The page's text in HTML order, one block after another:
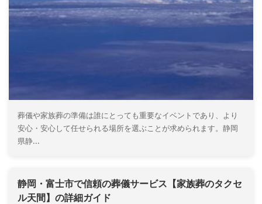
葬儀や家族葬の準備は誰にとっても重要なイベントであり、より
安心・安心して任せられる場所を選ぶことが求められます。静岡
県静...
静岡・富士市で信頼の葬儀サービス【家族葬のタクセ
ル天間】の詳細ガイド